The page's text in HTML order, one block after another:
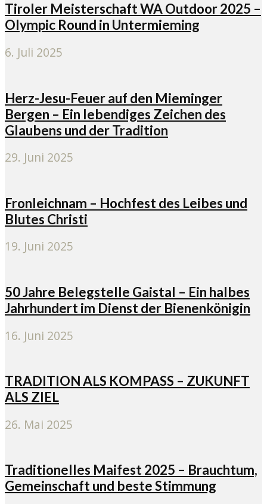
Tiroler Meisterschaft WA Outdoor 2025 –
Olympic Round in Untermieming
6. Juli 2025
Herz-Jesu-Feuer auf den Mieminger
Bergen – Ein lebendiges Zeichen des
Glaubens und der Tradition
29. Juni 2025
Fronleichnam – Hochfest des Leibes und
Blutes Christi
19. Juni 2025
50 Jahre Belegstelle Gaistal – Ein halbes
Jahrhundert im Dienst der Bienenkönigin
16. Juni 2025
TRADITION ALS KOMPASS – ZUKUNFT
ALS ZIEL
26. Mai 2025
Traditionelles Maifest 2025 – Brauchtum,
Gemeinschaft und beste Stimmung